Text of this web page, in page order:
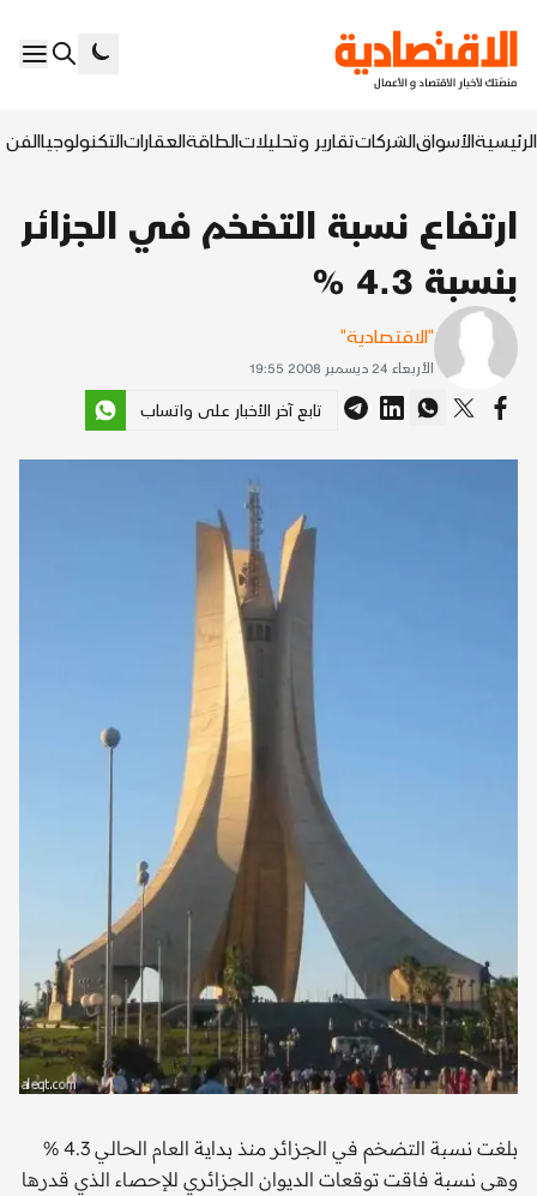
الرئيسيةالأسواقالشركاتتقارير وتحليلاتالطاقةالعقاراتالتكنولوجياالفن
ارتفاع نسبة التضخم في الجزائر
بنسبة 4.3 %
"الاقتصادية"
الأربعاء 24 ديسمبر 2008 19:55
تابع آخر الأخبار على واتساب
بلغت نسبة التضخم في الجزائر منذ بداية العام الحالي 4.3 %
وهى نسبة فاقت توقعات الديوان الجزائري للإحصاء الذي قدرها